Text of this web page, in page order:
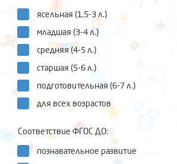
ясельная (1,5-3 л.)
младшая (3-4 л.)
средняя (4-5 л.)
старшая (5-6 л.)
подготовительная (6-7 л.)
для всех возрастов
Соответствие ФГОС ДО:
познавательное развитие